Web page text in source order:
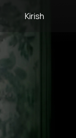
Kirish